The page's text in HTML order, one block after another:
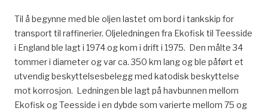
Til å begynne med ble oljen lastet om bord i tankskip for
transport til raffinerier. Oljeledningen fra Ekofisk til Teesside
i England ble lagt i 1974 og kom i drift i 1975. Den målte 34
tommer i diameter og var ca. 350 km lang og ble påført et
utvendig beskyttelsesbelegg med katodisk beskyttelse
mot korrosjon. Ledningen ble lagt på havbunnen mellom
Ekofisk og Teesside i en dybde som varierte mellom 75 og